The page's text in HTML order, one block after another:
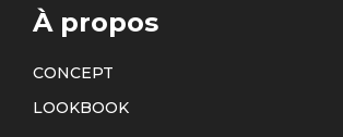
À propos
CONCEPT
LOOKBOOK